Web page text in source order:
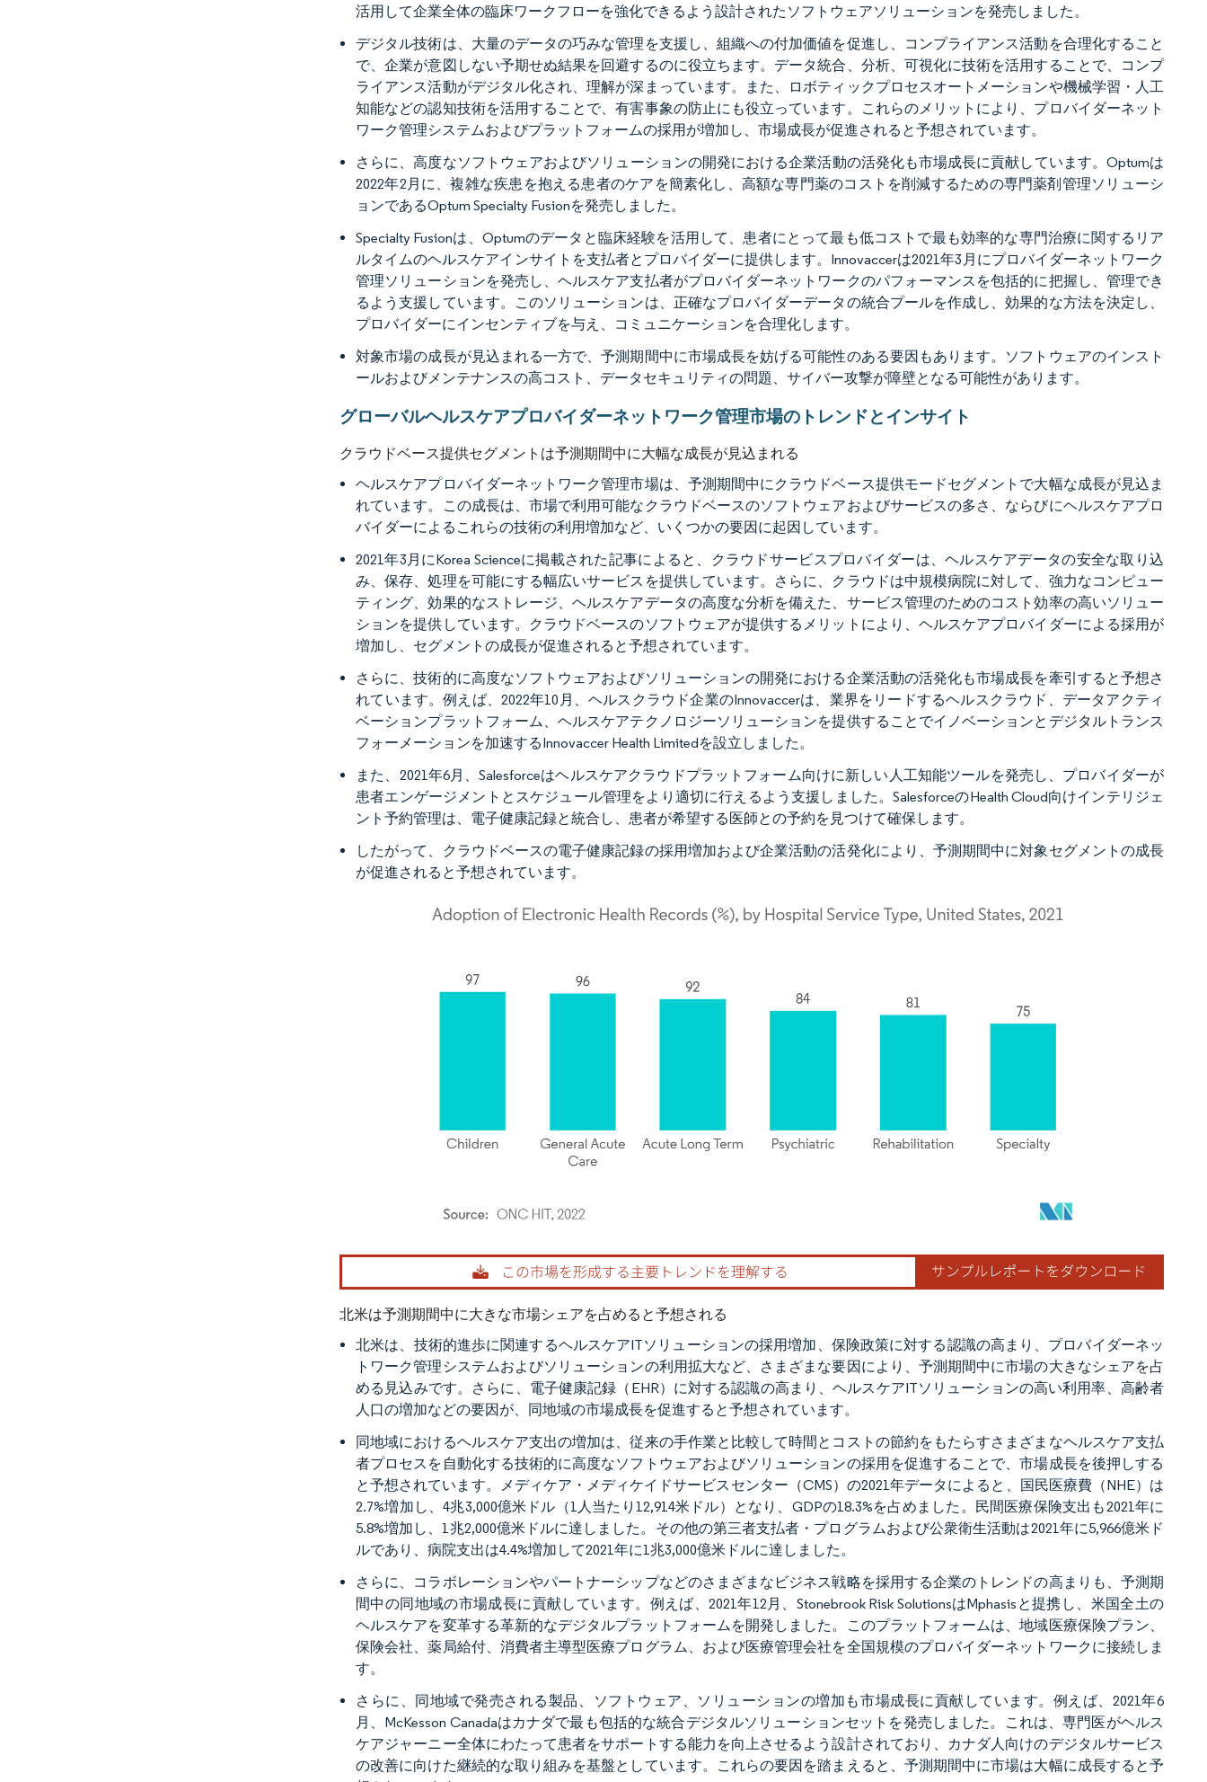
活用して企業全体の臨床ワークフローを強化できるよう設計されたソフトウェアソリューションを発売しました。
デジタル技術は、大量のデータの巧みな管理を支援し、組織への付加価値を促進し、コンプライアンス活動を合理化すること
で、企業が意図しない予期せぬ結果を回避するのに役立ちます。データ統合、分析、可視化に技術を活用することで、コンプ
ライアンス活動がデジタル化され、理解が深まっています。また、ロボティックプロセスオートメーションや機械学習・人工
知能などの認知技術を活用することで、有害事象の防止にも役立っています。これらのメリットにより、プロバイダーネット
ワーク管理システムおよびプラットフォームの採用が増加し、市場成長が促進されると予想されています。
さらに、高度なソフトウェアおよびソリューションの開発における企業活動の活発化も市場成長に貢献しています。Optumは
2022年2月に、複雑な疾患を抱える患者のケアを簡素化し、高額な専門薬のコストを削減するための専門薬剤管理ソリューシ
ョンであるOptum Specialty Fusionを発売しました。
Specialty Fusionは、Optumのデータと臨床経験を活用して、患者にとって最も低コストで最も効率的な専門治療に関するリア
ルタイムのヘルスケアインサイトを支払者とプロバイダーに提供します。Innovaccerは2021年3月にプロバイダーネットワーク
管理ソリューションを発売し、ヘルスケア支払者がプロバイダーネットワークのパフォーマンスを包括的に把握し、管理でき
るよう支援しています。このソリューションは、正確なプロバイダーデータの統合プールを作成し、効果的な方法を決定し、
プロバイダーにインセンティブを与え、コミュニケーションを合理化します。
対象市場の成長が見込まれる一方で、予測期間中に市場成長を妨げる可能性のある要因もあります。ソフトウェアのインスト
ールおよびメンテナンスの高コスト、データセキュリティの問題、サイバー攻撃が障壁となる可能性があります。
グローバルヘルスケアプロバイダーネットワーク管理市場のトレンドとインサイト
クラウドベース提供セグメントは予測期間中に大幅な成長が見込まれる
ヘルスケアプロバイダーネットワーク管理市場は、予測期間中にクラウドベース提供モードセグメントで大幅な成長が見込ま
れています。この成長は、市場で利用可能なクラウドベースのソフトウェアおよびサービスの多さ、ならびにヘルスケアプロ
バイダーによるこれらの技術の利用増加など、いくつかの要因に起因しています。
2021年3月にKorea Scienceに掲載された記事によると、クラウドサービスプロバイダーは、ヘルスケアデータの安全な取り込
み、保存、処理を可能にする幅広いサービスを提供しています。さらに、クラウドは中規模病院に対して、強力なコンピュー
ティング、効果的なストレージ、ヘルスケアデータの高度な分析を備えた、サービス管理のためのコスト効率の高いソリュー
ションを提供しています。クラウドベースのソフトウェアが提供するメリットにより、ヘルスケアプロバイダーによる採用が
増加し、セグメントの成長が促進されると予想されています。
さらに、技術的に高度なソフトウェアおよびソリューションの開発における企業活動の活発化も市場成長を牽引すると予想さ
れています。例えば、2022年10月、ヘルスクラウド企業のInnovaccerは、業界をリードするヘルスクラウド、データアクティ
ベーションプラットフォーム、ヘルスケアテクノロジーソリューションを提供することでイノベーションとデジタルトランス
フォーメーションを加速するInnovaccer Health Limitedを設立しました。
また、2021年6月、Salesforceはヘルスケアクラウドプラットフォーム向けに新しい人工知能ツールを発売し、プロバイダーが
患者エンゲージメントとスケジュール管理をより適切に行えるよう支援しました。SalesforceのHealth Cloud向けインテリジェ
ント予約管理は、電子健康記録と統合し、患者が希望する医師との予約を見つけて確保します。
したがって、クラウドベースの電子健康記録の採用増加および企業活動の活発化により、予測期間中に対象セグメントの成長
が促進されると予想されています。
画像 © Mordor Intelligence。再利用にはCC BY 4.0の表示が必要です。
北米は予測期間中に大きな市場シェアを占めると予想される
北米は、技術的進歩に関連するヘルスケアITソリューションの採用増加、保険政策に対する認識の高まり、プロバイダーネッ
トワーク管理システムおよびソリューションの利用拡大など、さまざまな要因により、予測期間中に市場の大きなシェアを占
める見込みです。さらに、電子健康記録（EHR）に対する認識の高まり、ヘルスケアITソリューションの高い利用率、高齢者
人口の増加などの要因が、同地域の市場成長を促進すると予想されています。
同地域におけるヘルスケア支出の増加は、従来の手作業と比較して時間とコストの節約をもたらすさまざまなヘルスケア支払
者プロセスを自動化する技術的に高度なソフトウェアおよびソリューションの採用を促進することで、市場成長を後押しする
と予想されています。メディケア・メディケイドサービスセンター（CMS）の2021年データによると、国民医療費（NHE）は
2.7%増加し、4兆3,000億米ドル（1人当たり12,914米ドル）となり、GDPの18.3%を占めました。民間医療保険支出も2021年に
5.8%増加し、1兆2,000億米ドルに達しました。その他の第三者支払者・プログラムおよび公衆衛生活動は2021年に5,966億米ド
ルであり、病院支出は4.4%増加して2021年に1兆3,000億米ドルに達しました。
さらに、コラボレーションやパートナーシップなどのさまざまなビジネス戦略を採用する企業のトレンドの高まりも、予測期
間中の同地域の市場成長に貢献しています。例えば、2021年12月、Stonebrook Risk SolutionsはMphasisと提携し、米国全土の
ヘルスケアを変革する革新的なデジタルプラットフォームを開発しました。このプラットフォームは、地域医療保険プラン、
保険会社、薬局給付、消費者主導型医療プログラム、および医療管理会社を全国規模のプロバイダーネットワークに接続しま
す。
さらに、同地域で発売される製品、ソフトウェア、ソリューションの増加も市場成長に貢献しています。例えば、2021年6
月、McKesson Canadaはカナダで最も包括的な統合デジタルソリューションセットを発売しました。これは、専門医がヘルス
ケアジャーニー全体にわたって患者をサポートする能力を向上させるよう設計されており、カナダ人向けのデジタルサービス
の改善に向けた継続的な取り組みを基盤としています。これらの要因を踏まえると、予測期間中に市場は大幅に成長すると予